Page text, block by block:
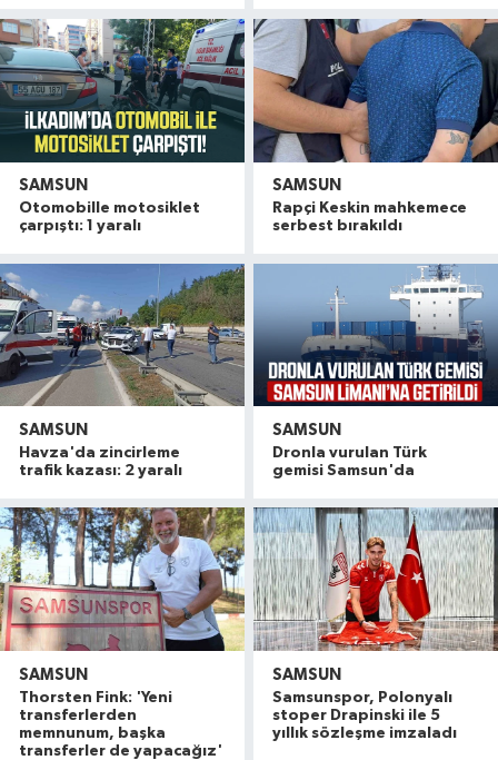
SAMSUN
Otomobille motosiklet
çarpıştı: 1 yaralı
SAMSUN
Rapçi Keskin mahkemece
serbest bırakıldı
SAMSUN
Havza'da zincirleme
trafik kazası: 2 yaralı
SAMSUN
Dronla vurulan Türk
gemisi Samsun'da
SAMSUN
Thorsten Fink: 'Yeni
transferlerden
memnunum, başka
transferler de yapacağız'
SAMSUN
Samsunspor, Polonyalı
stoper Drapinski ile 5
yıllık sözleşme imzaladı